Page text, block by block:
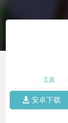
工具
安卓下载